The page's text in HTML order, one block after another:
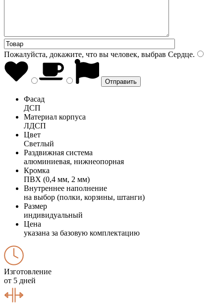
Пожалуйста, докажите, что вы человек, выбрав Сердце.
Фасад
ДСП
Материал корпуса
ЛДСП
Цвет
Светлый
Раздвижная система
алюминиевая, нижнеопорная
Кромка
ПВХ (0,4 мм, 2 мм)
Внутреннее наполнение
на выбор (полки, корзины, штанги)
Размер
индивидуальный
Цена
указана за базовую комплектацию
Изготовление
от 5 дней